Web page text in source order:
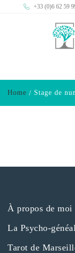
+33 (0)6 62 59
Home Stage de
À propos de moi
La Psycho-
Tarot de